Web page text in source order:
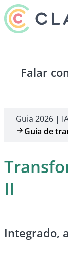
Falar
Guia 2026 |
Guia de
II
Integrado,